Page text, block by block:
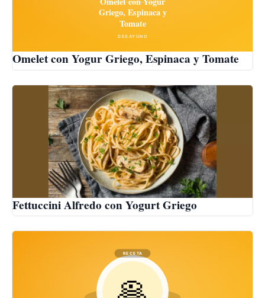
Omelet con Yogur Griego, Espinaca y Tomate
Fettuccini Alfredo con Yogurt Griego